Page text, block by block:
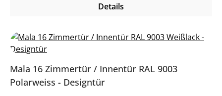
Details
Mala 16 Zimmertür / Innentür RAL 9003
Polarweiss - Designtür